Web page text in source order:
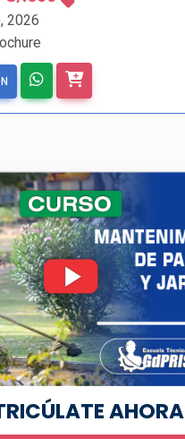
2026
AHORA